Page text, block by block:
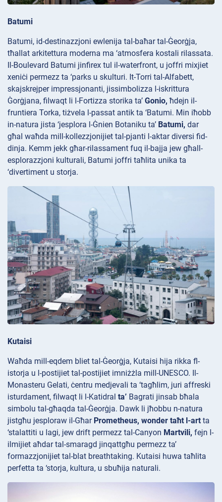
Batumi
Batumi, id-destinazzjoni ewlenija tal-baħar tal-Ġeorġja,
tħallat arkitettura moderna ma ‘atmosfera kostali rilassata.
Il-Boulevard Batumi jinfirex tul il-waterfront, u joffri mixjiet
xeniċi permezz ta ‘parks u skulturi. It-Torri tal-Alfabett,
skajskrejper impressjonanti, jissimbolizza l-iskrittura
Ġorġjana, filwaqt li l-Fortizza storika ta’ Gonio,ħdejn il-
fruntiera Torka, tiżvela l-passat antik ta ‘Batumi. Min iħobb
in-natura jista ‘jesplora l-Ġnien Botaniku ta’ Batumi, dar
għal waħda mill-kollezzjonijiet tal-pjanti l-aktar diversi fid-
dinja. Kemm jekk għar-rilassament fuq il-bajja jew għall-
esplorazzjoni kulturali, Batumi joffri taħlita unika ta
‘divertiment u storja.
Kutaisi
Waħda mill-eqdem bliet tal-Ġeorġja, Kutaisi hija rikka fl-
istorja u l-postijiet tal-postijiet imniżżla mill-UNESCO. Il-
Monasteru Gelati, ċentru medjevali ta ‘tagħlim, juri affreski
isturdament, filwaqt li l-Katidral ta’ Bagrati jinsab bħala
simbolu tal-għaqda tal-Ġeorġja. Dawk li jħobbu n-natura
jistgħu jesploraw il-Għar Prometheus, wonder taħt l-art ta
‘stalattiti u lagi, jew drift permezz tal-Canyon Martvili, fejn l-
ilmijiet aħdar tal-smaragd jinqattgħu permezz ta’
formazzjonijiet tal-blat breathtaking. Kutaisi huwa taħlita
perfetta ta ‘storja, kultura, u sbuħija naturali.